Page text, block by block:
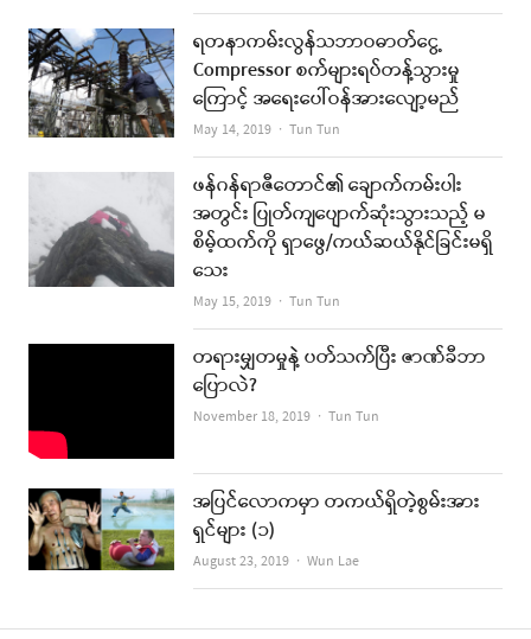
ရတနာကမ်းလွန်သဘာဝဓာတ်ငွေ့
Compressor စက်များရပ်တန့်သွားမှု
ကြောင့် အရေးပေါ်ဝန်အားလျော့မည်
May 14, 2019 Author
Tun Tun
ဖန်ဂန်ရာဇီတောင်၏ ချောက်ကမ်းပါး
အတွင်း ပြုတ်ကျပျောက်ဆုံးသွားသည့် မ
စိမ့်ထက်ကို ရှာဖွေ/ကယ်ဆယ်နိုင်ခြင်းမရှိ
သေး
May 15, 2019 Author
Tun Tun
တရားမျှတမှုနဲ့ ပတ်သက်ပြီး ဇာဏ်ခီဘာ
ပြောလဲ?
November 18, 2019 Author
Tun Tun
အပြင်လောကမှာ တကယ်ရှိတဲ့စွမ်းအား
ရှင်များ (၁)
August 23, 2019 Author
Wun Lae